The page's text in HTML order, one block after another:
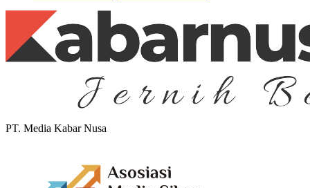
PT. Media Kabar Nusa